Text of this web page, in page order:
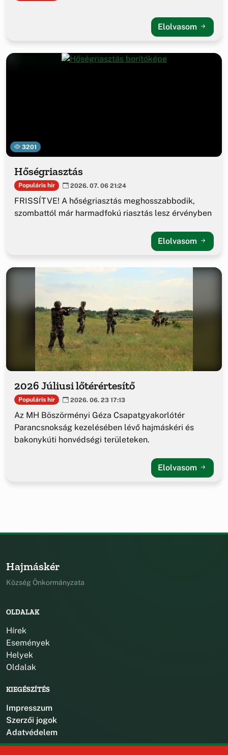
Elolvasom
3201
Hőségriasztás
Populáris hír 2026. 07. 06 21:24
FRISSÍTVE! A hőségriasztás meghosszabbodik,
szombattól már harmadfokú riasztás lesz érvényben
Elolvasom
2026 Júliusi lőtérértesítő
Populáris hír 2026. 06. 23 17:13
Az MH Böszörményi Géza Csapatgyakorlótér
Parancsnokság kezelésében lévő hajmáskéri és
bakonykúti honvédségi területeken.
Elolvasom
Hajmáskér
Község Önkormányzata
OLDALAK
Hírek
Események
Helyek
Oldalak
KIEGÉSZÍTÉS
Impresszum
Szerzői jogok
Adatvédelem